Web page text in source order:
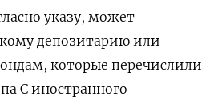
указу, может
депозитарию или
которые перечислили
С иностранного